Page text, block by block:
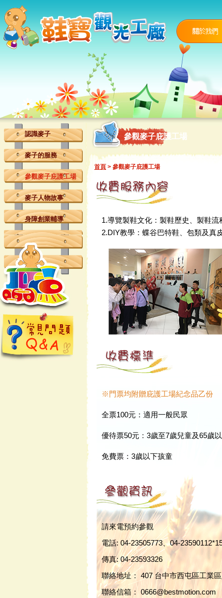
認識麥子
麥子的服務
參觀麥子庇護工場
麥子人物故事
身障創業輔導
參觀麥子庇護工場
首頁 > 參觀麥子庇護工場
1.導覽製鞋文化：製鞋歷史、製鞋流
2.DIY教學：蝶谷巴特鞋、包類及真
※門票均附贈庇護工場紀念品乙份
全票100元：適用一般民眾
優待票50元：3歲至7歲兒童及65歲
免費票：3歲以下孩童
請來電預約參觀
電話: 04-23505773、04-
傳真: 04-23593326
聯絡地址： 407 台中市西屯區工業
聯絡信箱： 0666@bestmotion.com